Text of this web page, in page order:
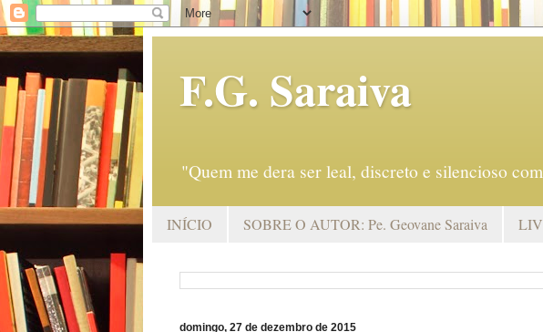
F.G. Saraiva
"Quem me dera ser leal, discreto e silencioso
INÍCIO SOBRE O AUTOR: Pe. Geovane Saraiva
domingo, 27 de dezembro de 2015